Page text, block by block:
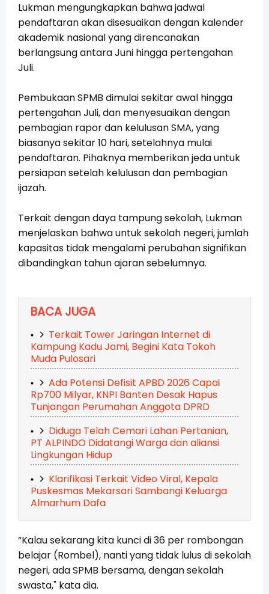
Lukman mengungkapkan bahwa jadwal
pendaftaran akan disesuaikan dengan kalender
akademik nasional yang direncanakan
berlangsung antara Juni hingga pertengahan
Juli.
Pembukaan SPMB dimulai sekitar awal hingga
pertengahan Juli, dan menyesuaikan dengan
pembagian rapor dan kelulusan SMA, yang
biasanya sekitar 10 hari, setelahnya mulai
pendaftaran. Pihaknya memberikan jeda untuk
persiapan setelah kelulusan dan pembagian
ijazah.
Terkait dengan daya tampung sekolah, Lukman
menjelaskan bahwa untuk sekolah negeri, jumlah
kapasitas tidak mengalami perubahan signifikan
dibandingkan tahun ajaran sebelumnya.
BACA JUGA
Terkait Tower Jaringan Internet di
Kampung Kadu Jami, Begini Kata Tokoh
Muda Pulosari
Ada Potensi Defisit APBD 2026 Capai
Rp700 Milyar, KNPI Banten Desak Hapus
Tunjangan Perumahan Anggota DPRD
Diduga Telah Cemari Lahan Pertanian,
PT ALPINDO Didatangi Warga dan aliansi
Lingkungan Hidup
Klarifikasi Terkait Video Viral, Kepala
Puskesmas Mekarsari Sambangi Keluarga
Almarhum Dafa
“Kalau sekarang kita kunci di 36 per rombongan
belajar (Rombel), nanti yang tidak lulus di sekolah
negeri, ada SPMB bersama, dengan sekolah
swasta," kata dia.